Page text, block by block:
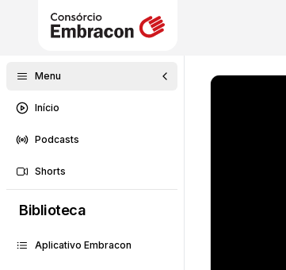
Menu
Início
Podcasts
Shorts
Biblioteca
Aplicativo Embracon